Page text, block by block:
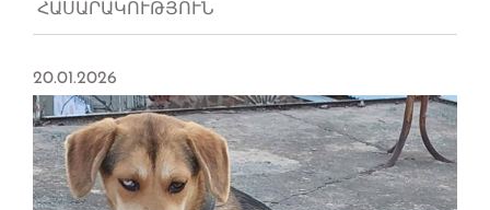
ՀԱՍԱՐԱԿՈՒԹՅՈՒՆ
20.01.2026